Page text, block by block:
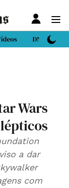
DN Sport
Wars
a dar
com